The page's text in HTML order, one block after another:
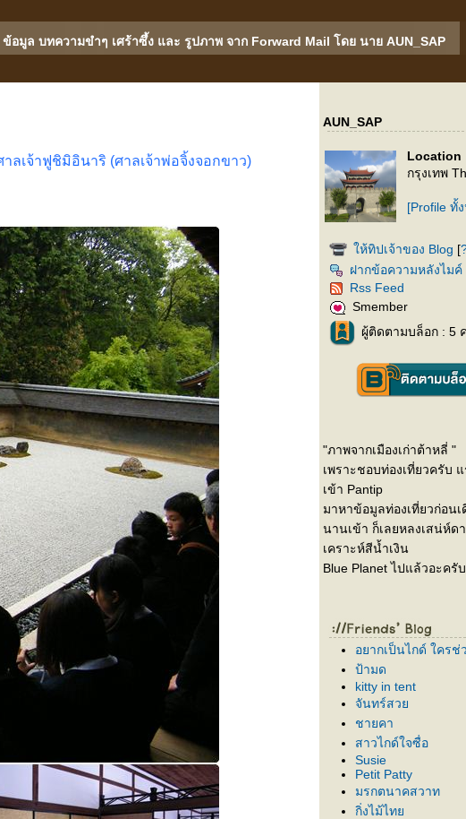
อมูล บทความขำๆ เศร้าซึ้ง และ รูปภาพ จาก Forward Mail โดย นาย AUN_SAP
าลเจ้าฟูชิมิอินาริ (ศาลเจ้าพ่อจิ้งจอกขาว)
AUN_SAP
Location
กรุงเทพ
[Profile ทั้
ห้ทิปเจ้าของ Blog [
ฝากข้อความหลังไมค์
Rss Feed
Smember
ผู้ติดตามบล็อก : 5
"ภาพจากเมืองเก่าต้าหลี่ "
เพราะชอบท่องเที่ยวครับ
เข้า Pantip
มาหาข้อมูลท่องเที่ยวก่อนเ
นานเข้า ก็เลยหลงเสน่ห์ด
เคราะห์สีน้ำเงิน
Blue Planet ไปแล้วอะครับ
อยากเป็นไกด์ ใครช่
ป้ามด
kitty in tent
จันทร์สว
ชายคา
สาวไกด์ใจซื่อ
Susie
Petit Patty
มรกตนาคสวาท
กิ่งไม้ไท